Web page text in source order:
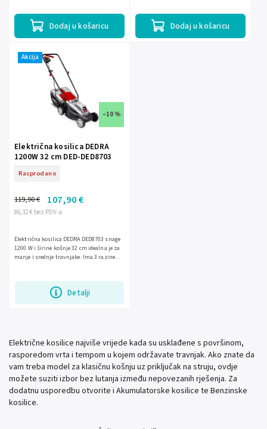
Dodaj u košaricu Dodaj u košaricu
Akcija
–10 %
Električna kosilica DEDRA
1200W 32 cm DED-DED8703
Rasprodano
86,32 € bez PDV-a
119,90 € 107,90 €
Detalji
Električna kosilica DEDRA DED8703 snage
1200 W i širine košnje 32 cm idealna je za
manje i srednje travnjake. Ima 3 razine
Električne kosilice najviše vrijede kada su usklađene s površinom,
rasporedom vrta i tempom u kojem održavate travnjak. Ako znate da
vam treba model za klasičnu košnju uz priključak na struju, ovdje
možete suziti izbor bez lutanja između nepovezanih rješenja. Za
dodatnu usporedbu otvorite i Akumulatorske kosilice te Benzinske
kosilice.